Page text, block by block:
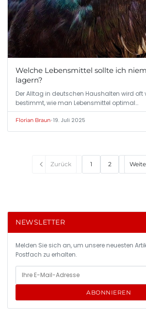
Welche Lebensmittel sollte ich
lagern?
Der Alltag in deutschen Haushalten wird oft
bestimmt, wie man Lebensmittel optimal…
Florian Braun•19. Juli 2025
Zurück 1 2
NEWSLETTER
Melden Sie sich an, um unsere neuesten
Postfach zu erhalten.
ABONNIEREN